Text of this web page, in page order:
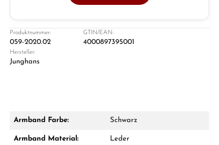
Ladengeschäft in Solingen
Damon Reiners
Produktnummer:
059-2020.02
GTIN/EAN:
4000897395001
Hersteller:
Junghans
Armband Farbe: Schwarz
Armband Material: Leder